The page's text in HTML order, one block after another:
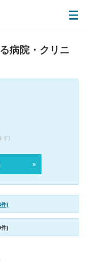
病院・クリニ
す)
)
)